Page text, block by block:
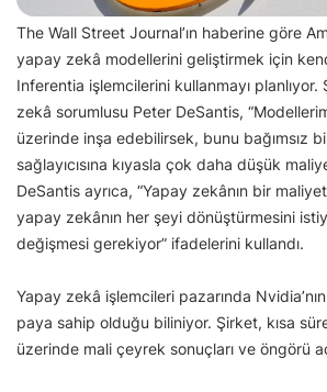
The Wall Street Journal’ın haberine göre
yapay zekâ modellerini geliştirmek için
Inferentia işlemcilerini kullanmayı
zekâ sorumlusu Peter DeSantis,
üzerinde inşa edebilirsek, bunu bağımsız
sağlayıcısına kıyasla çok daha düşük
DeSantis ayrıca, “Yapay zekânın bir
yapay zekânın her şeyi dönüştürmesini
değişmesi gerekiyor” ifadelerini kullandı.
Yapay zekâ işlemcileri pazarında
paya sahip olduğu biliniyor. Şirket, kısa
üzerinde mali çeyrek sonuçları ve öngörü